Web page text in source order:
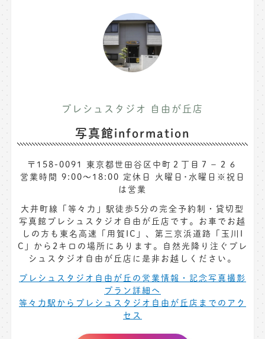
プレシュスタジオ 自由が丘店
写真館information
〒158-0091 東京都世田谷区中町２丁目７−２６
営業時間 9:00～18:00 定休日 火曜日･水曜日※祝日
は営業
大井町線「等々力」駅徒歩5分の完全予約制・貸切型
写真館プレシュスタジオ自由が丘店です。お車でお越
しの方も東名高速「用賀IC」、第三京浜道路「玉川I
C」から2キロの場所にあります。自然光降り注ぐプレ
シュスタジオ自由が丘店に是非お越しください。
プレシュスタジオ自由が丘の営業情報・記念写真撮影
プラン詳細へ
等々力駅からプレシュスタジオ自由が丘店までのアク
セス